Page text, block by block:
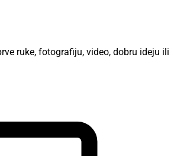
ruke, fotografiju, video, dobru ideju ili